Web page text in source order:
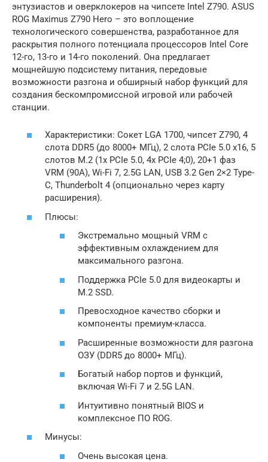
энтузиастов и оверклокеров на чипсете Intel Z790. ASUS
ROG Maximus Z790 Hero – это воплощение
технологического совершенства, разработанное для
раскрытия полного потенциала процессоров Intel Core
12-го, 13-го и 14-го поколений. Она предлагает
мощнейшую подсистему питания, передовые
возможности разгона и обширный набор функций для
создания бескомпромиссной игровой или рабочей
станции.
Характеристики: Сокет LGA 1700, чипсет Z790, 4
слота DDR5 (до 8000+ МГц), 2 слота PCIe 5.0 x16, 5
слотов M.2 (1x PCIe 5.0, 4x PCIe 4;0), 20+1 фаз
VRM (90A), Wi-Fi 7, 2.5G LAN, USB 3.2 Gen 2×2 Type-
C, Thunderbolt 4 (опционально через карту
расширения).
Плюсы:
Экстремально мощный VRM с
эффективным охлаждением для
максимального разгона.
Поддержка PCIe 5.0 для видеокарты и
M.2 SSD.
Превосходное качество сборки и
компоненты премиум-класса.
Расширенные возможности для разгона
ОЗУ (DDR5 до 8000+ МГц).
Богатый набор портов и функций,
включая Wi-Fi 7 и 2.5G LAN.
Интуитивно понятный BIOS и
комплексное ПО ROG.
Минусы:
Очень высокая цена.